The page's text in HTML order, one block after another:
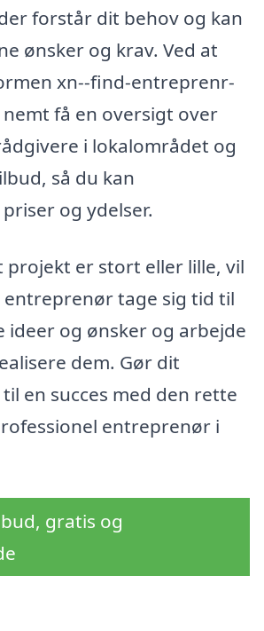
forstår dit behov og kan
ønsker og krav. Ved at
xn--find-entreprenr-
få en oversigt over
i lokalområdet og
så du kan
og ydelser.
projekt er stort eller lille, vil
tage sig tid til
ideer og ønsker og arbejde
dem. Gør dit
en succes med den rette
entreprenør i
gratis og